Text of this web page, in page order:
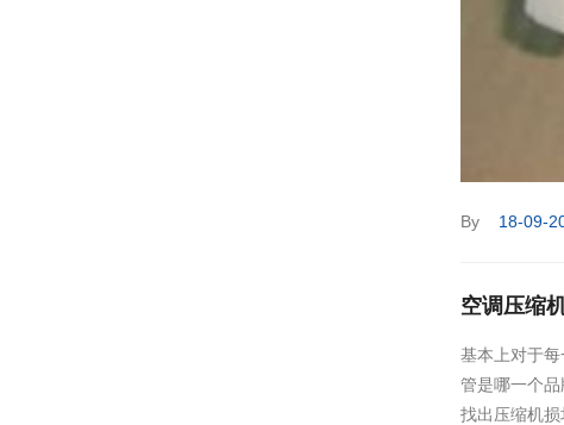
By 18-09-
空调压缩
基本上对于
管是哪一个
找出压缩机